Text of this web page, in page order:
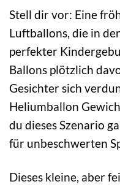
Stell dir vor: Eine
Luftballons, die in
perfekter
Ballons plötzlich
Gesichter sich
Heliumballon
du dieses Szenario
für unbeschwerten
Dieses kleine, aber